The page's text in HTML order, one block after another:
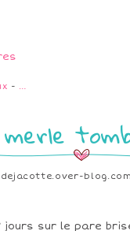
- …
blog.com
jours sur le pare